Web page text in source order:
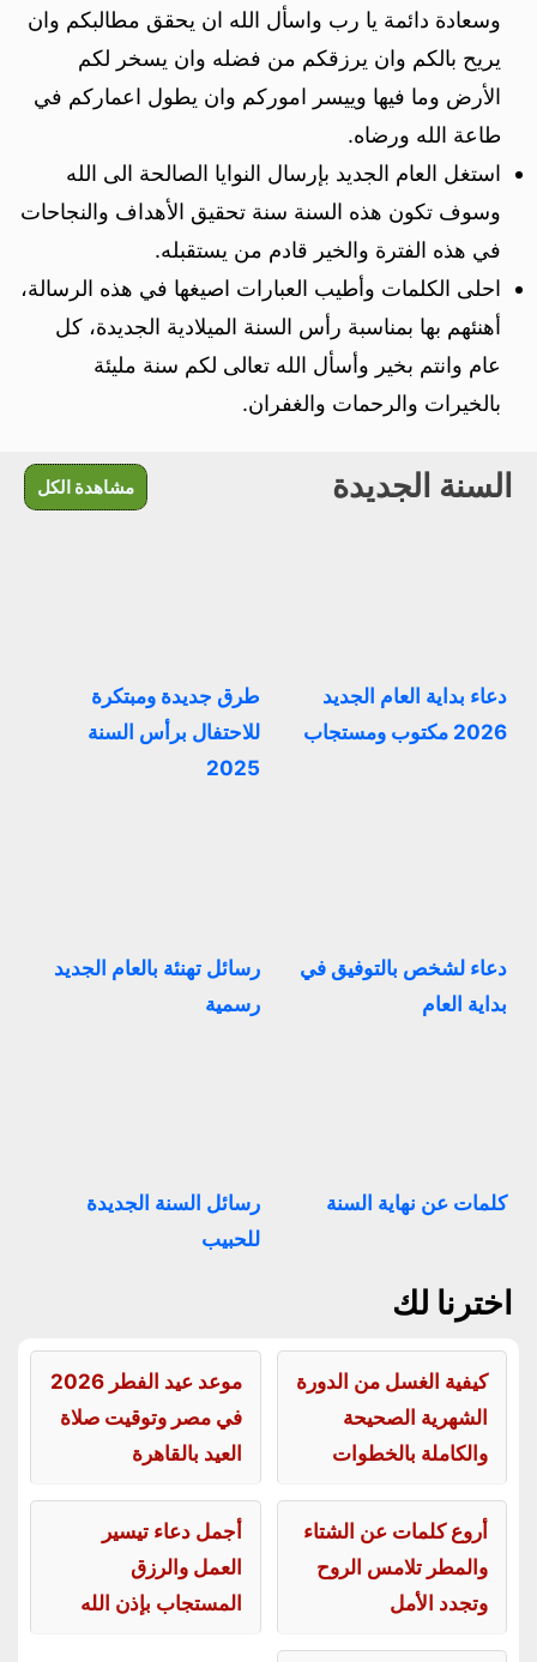
وسعادة دائمة يا رب واسأل الله ان يحقق مطالبكم وان
يريح بالكم وان يرزقكم من فضله وان يسخر لكم
الأرض وما فيها وييسر اموركم وان يطول اعماركم في
طاعة الله ورضاه.
استغل العام الجديد بإرسال النوايا الصالحة الى الله
وسوف تكون هذه السنة سنة تحقيق الأهداف والنجاحات
في هذه الفترة والخير قادم من يستقبله.
احلى الكلمات وأطيب العبارات اصيغها في هذه الرسالة،
أهنئهم بها بمناسبة رأس السنة الميلادية الجديدة، كل
عام وانتم بخير وأسأل الله تعالى لكم سنة مليئة
بالخيرات والرحمات والغفران.
السنة الجديدة مشاهدة الكل
دعاء بداية العام الجديد
2026 مكتوب ومستجاب
طرق جديدة ومبتكرة
للاحتفال برأس السنة
2025
دعاء لشخص بالتوفيق في
بداية العام
رسائل تهنئة بالعام الجديد
رسمية
كلمات عن نهاية السنة
رسائل السنة الجديدة
للحبيب
اخترنا لك
كيفية الغسل من الدورة
الشهرية الصحيحة
والكاملة بالخطوات
موعد عيد الفطر 2026
في مصر وتوقيت صلاة
العيد بالقاهرة
أروع كلمات عن الشتاء
والمطر تلامس الروح
وتجدد الأمل
أجمل دعاء تيسير
العمل والرزق
المستجاب بإذن الله